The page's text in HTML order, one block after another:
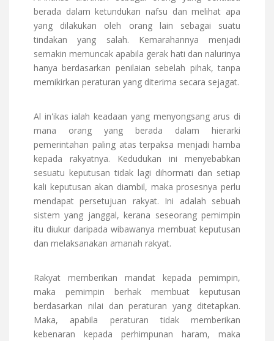
berada dalam ketundukan nafsu dan melihat apa
yang dilakukan oleh orang lain sebagai suatu
tindakan yang salah. Kemarahannya menjadi
semakin memuncak apabila gerak hati dan nalurinya
hanya berdasarkan penilaian sebelah pihak, tanpa
memikirkan peraturan yang diterima secara sejagat.
Al in'ikas ialah keadaan yang menyongsang arus di
mana orang yang berada dalam hierarki
pemerintahan paling atas terpaksa menjadi hamba
kepada rakyatnya. Kedudukan ini menyebabkan
sesuatu keputusan tidak lagi dihormati dan setiap
kali keputusan akan diambil, maka prosesnya perlu
mendapat persetujuan rakyat. Ini adalah sebuah
sistem yang janggal, kerana seseorang pemimpin
itu diukur daripada wibawanya membuat keputusan
dan melaksanakan amanah rakyat.
Rakyat memberikan mandat kepada pemimpin,
maka pemimpin berhak membuat keputusan
berdasarkan nilai dan peraturan yang ditetapkan.
Maka, apabila peraturan tidak memberikan
kebenaran kepada perhimpunan haram, maka